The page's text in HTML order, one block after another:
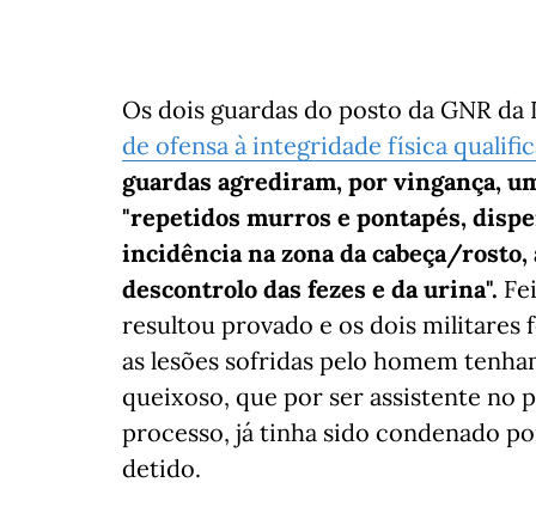
Os dois guardas do posto da GNR da
de ofensa à integridade física
guardas agrediram, por vingança,
"repetidos murros e pontapés,
incidência na zona da cabeça/rosto,
descontrolo das fezes e da urina".
resultou provado e os dois militares
as lesões sofridas pelo homem
queixoso, que por ser assistente no
processo, já tinha sido condenado
detido.